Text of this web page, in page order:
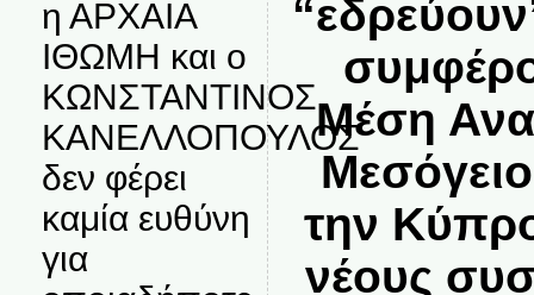
η ΑΡΧΑΙΑ
ΙΘΩΜΗ και ο
ΚΩΝΣΤΑΝΤΙΝΟΣ
ΚΑΝΕΛΛΟΠΟΥΛΟΣ
δεν φέρει
καμία ευθύνη
για
Μέση
την
νέους